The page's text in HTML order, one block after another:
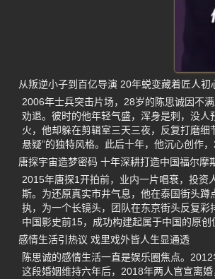
从叛逆小子到百亿导演 20年蜕变藏着匠人初
2006年士兵突击片场，28岁的陈思诚因不
劝退。彼时的他年轻气盛，浑身是刺，没
火，他却躲在剪辑室三天三夜，反复打磨细
悬疑”的独特风格。此后十年，他沉心创作
唐探宇宙造梦密码 十年深耕打造中国福尔摩
2015年唐探1开拍前，业内一片唱衰，投资
斯。为还原真实市井气息，他在泰国街头
执，为一个长镜头，团队在东京街头反复
中国影史前15，成功构建起属于中国的原创
感情生活引热议 戏里戏外皆人生显通透
陈思诚的感情生活一直是娱乐圈焦点。
这段婚姻维持六年后，2018年两人官宣离